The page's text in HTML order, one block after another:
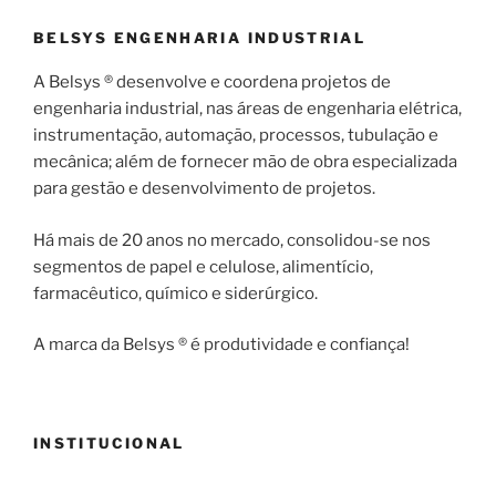
BELSYS ENGENHARIA INDUSTRIAL
A Belsys ® desenvolve e coordena projetos de
engenharia industrial, nas áreas de engenharia elétrica,
instrumentação, automação, processos, tubulação e
mecânica; além de fornecer mão de obra especializada
para gestão e desenvolvimento de projetos.
Há mais de 20 anos no mercado, consolidou-se nos
segmentos de papel e celulose, alimentício,
farmacêutico, químico e siderúrgico.
A marca da Belsys ® é produtividade e confiança!
INSTITUCIONAL